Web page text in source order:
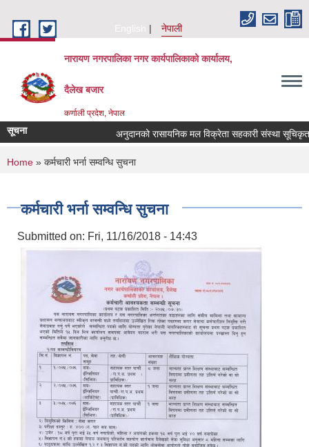
English
नेपाली
नारायण नगरपालिका नगर कार्यपालिकाको कार्यालय,
दैलेख बजार
कर्णाली प्रदेश, नेपाल
सूचना अनुदानको रासायनिक मल विक्रेता सहकारी संस्था सूचिकृत
You are here
Home » कर्मचारी भर्ना सम्वन्धि सुचना
कर्मचारी भर्ना सम्वन्धि सुचना
Submitted on: Fri, 11/16/2018 - 14:43